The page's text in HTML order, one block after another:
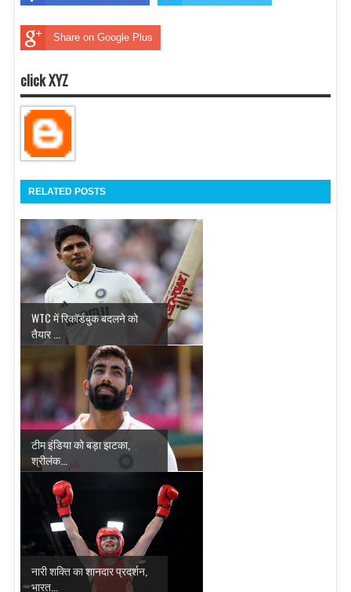
Share on Google Plus
click XYZ
RELATED POSTS
WTC में रिकॉर्डबुक बदलने को
तैयार ...
टीम इंडिया को बड़ा झटका,
श्रीलंक...
नारी शक्ति का शानदार प्रदर्शन,
भारत...